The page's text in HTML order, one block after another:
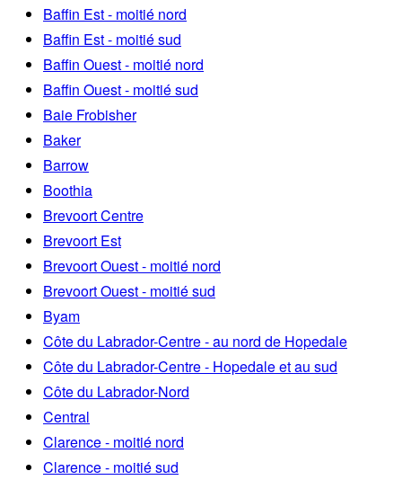
Baffin Est - moitié nord
Baffin Est - moitié sud
Baffin Ouest - moitié nord
Baffin Ouest - moitié sud
Baie Frobisher
Baker
Barrow
Boothia
Brevoort Centre
Brevoort Est
Brevoort Ouest - moitié nord
Brevoort Ouest - moitié sud
Byam
Côte du Labrador-Centre - au nord de Hopedale
Côte du Labrador-Centre - Hopedale et au sud
Côte du Labrador-Nord
Central
Clarence - moitié nord
Clarence - moitié sud